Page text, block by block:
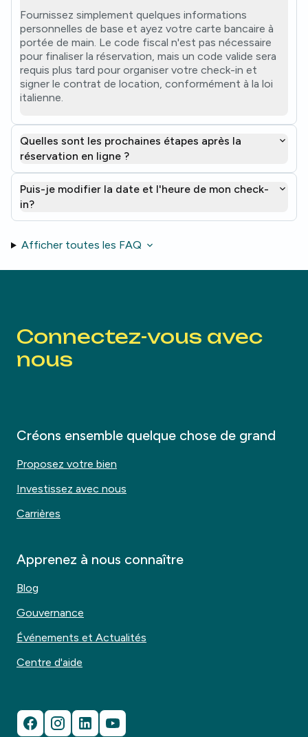
Fournissez simplement quelques informations
personnelles de base et ayez votre carte bancaire à
portée de main. Le code fiscal n'est pas nécessaire
pour finaliser la réservation, mais un code valide sera
requis plus tard pour organiser votre check-in et
signer le contrat de location, conformément à la loi
italienne.
Quelles sont les prochaines étapes après la
réservation en ligne ?
Puis-je modifier la date et l'heure de mon check-
in?
Afficher toutes les FAQ
Connectez-vous avec
nous
Créons ensemble quelque chose de grand
Proposez votre bien
Investissez avec nous
Carrières
Apprenez à nous connaître
Blog
Gouvernance
Événements et Actualités
Centre d'aide